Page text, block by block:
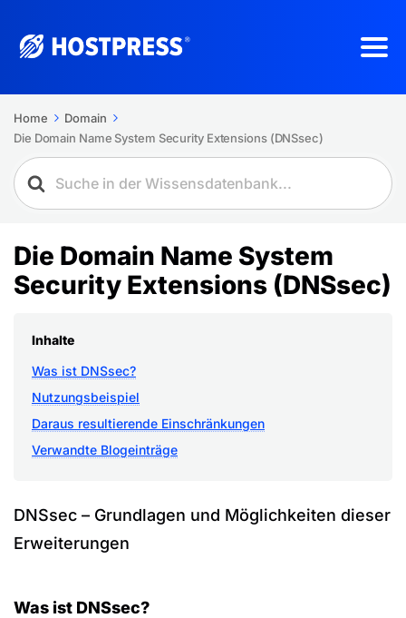
Home
Domain
Die Domain Name System Security Extensions (DNSsec)
Die Domain Name System
Security Extensions (DNSsec)
Inhalte
Was ist DNSsec?
Nutzungsbeispiel
Daraus resultierende Einschränkungen
Verwandte Blogeinträge
DNSsec – Grundlagen und Möglichkeiten dieser
Erweiterungen
Was ist DNSsec?